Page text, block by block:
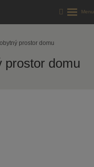
prostor domu
prostor domu